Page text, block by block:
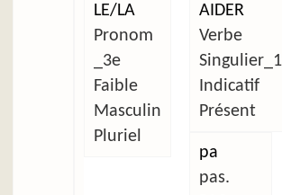
LE/LA
Pronom
_3e
Faible
Masculin
Pluriel
AIDER
Verbe
Indicatif
Présent
pa
pas.